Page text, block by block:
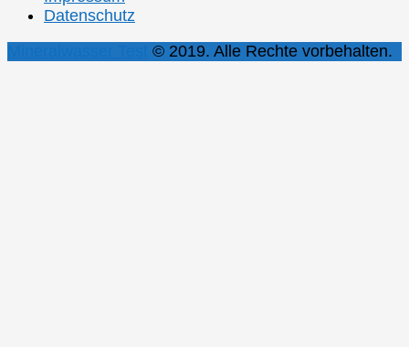
Datenschutz
© 2019. Alle Rechte vorbehalten.